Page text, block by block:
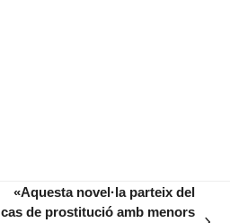
«Aquesta novel·la parteix del
cas de prostitució amb menors